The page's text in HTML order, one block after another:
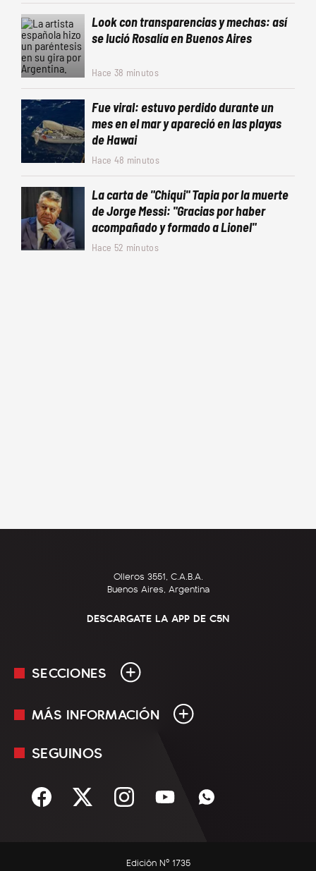
Look con transparencias y mechas: así
se lució Rosalía en Buenos Aires
Hace 38 minutos
Fue viral: estuvo perdido durante un
mes en el mar y apareció en las playas
de Hawai
Hace 48 minutos
La carta de "Chiqui" Tapia por la muerte
de Jorge Messi: "Gracias por haber
acompañado y formado a Lionel"
Hace 52 minutos
Olleros 3551, C.A.B.A.
Buenos Aires, Argentina
DESCARGATE LA APP DE C5N
SECCIONES
En Vivo
Sociedad
MÁS INFORMACIÓN
Mediakit
Términos y condiciones
SEGUINOS
Edición Nº 1735